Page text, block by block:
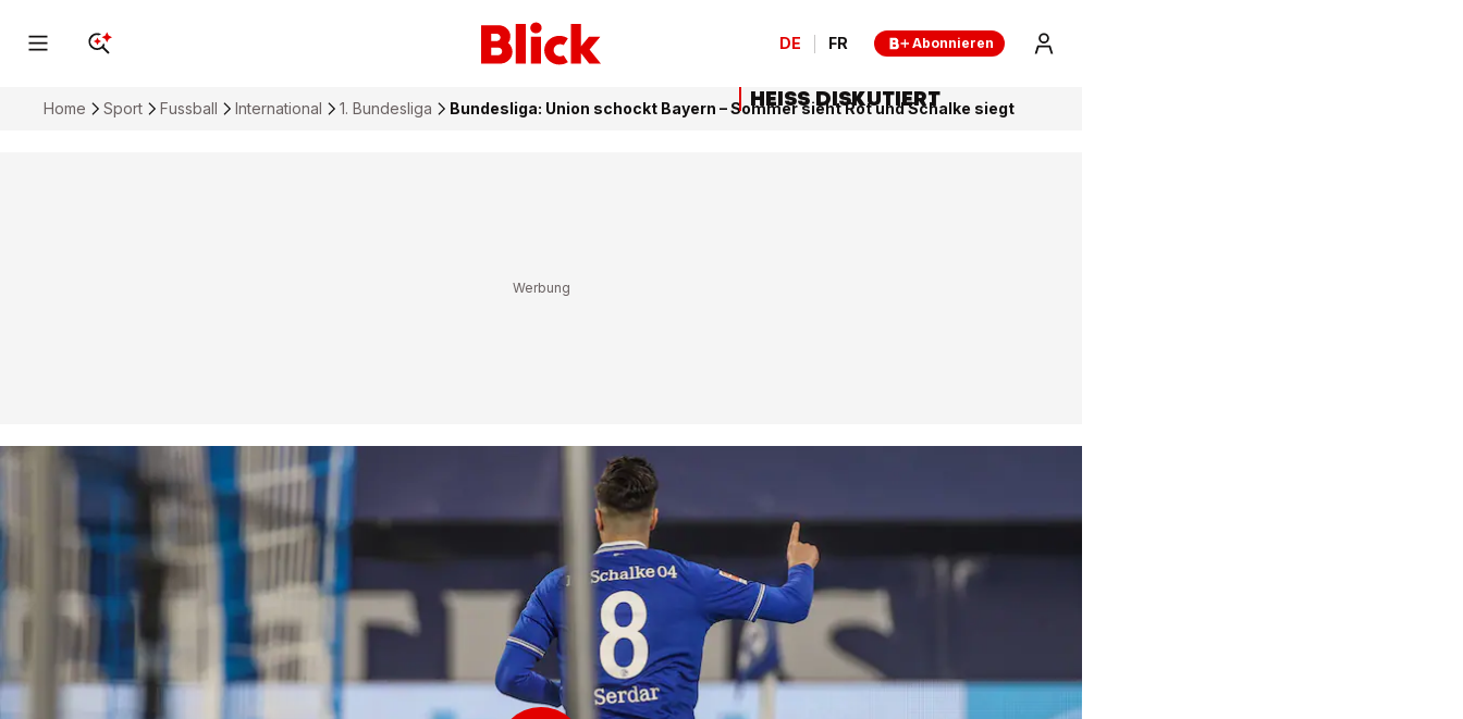
DE FR Abonnieren
Home Sport Fussball International 1. Bundesliga Bundesliga: Union schockt Bayern – Sommer sieht Rot und Schalke siegt
HEISS DISKUTIERT